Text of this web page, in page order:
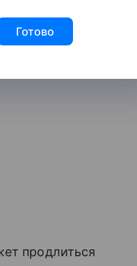
продлиться
Готово